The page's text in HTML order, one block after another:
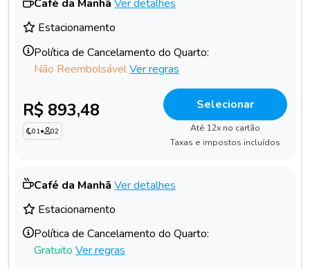
Café da Manhã Ver detalhes
Estacionamento
Política de Cancelamento do Quarto:
Não ReembolsávelVer regras
R$ 893,48
01• 02
Selecionar
Até 12x no cartão
Taxas e impostos incluídos
Café da Manhã Ver detalhes
Estacionamento
Política de Cancelamento do Quarto:
Gratuito Ver regras